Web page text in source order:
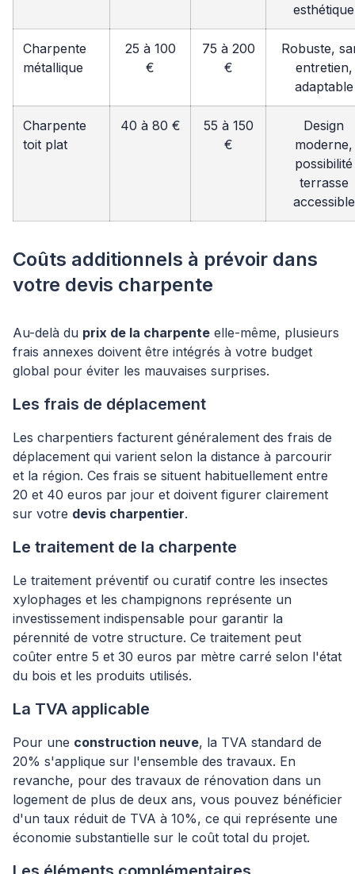
esthétique
Charpente
métallique
25 à 100
€
75 à 200
€
Robuste,
entretien,
adaptable
Charpente
toit plat
40 à 80 €
55 à 150
€
Design
moderne,
possibilité
terrasse
accessible
Coûts additionnels à prévoir dans
votre devis charpente
Au-delà du prix de la charpente elle-même, plusieurs
frais annexes doivent être intégrés à votre budget
global pour éviter les mauvaises surprises.
Les frais de déplacement
Les charpentiers facturent généralement des frais de
déplacement qui varient selon la distance à parcourir
et la région. Ces frais se situent habituellement entre
20 et 40 euros par jour et doivent figurer clairement
sur votre devis charpentier.
Le traitement de la charpente
Le traitement préventif ou curatif contre les insectes
xylophages et les champignons représente un
investissement indispensable pour garantir la
pérennité de votre structure. Ce traitement peut
coûter entre 5 et 30 euros par mètre carré selon l'état
du bois et les produits utilisés.
La TVA applicable
Pour une construction neuve, la TVA standard de
20% s'applique sur l'ensemble des travaux. En
revanche, pour des travaux de rénovation dans un
logement de plus de deux ans, vous pouvez bénéficier
d'un taux réduit de TVA à 10%, ce qui représente une
économie substantielle sur le coût total du projet.